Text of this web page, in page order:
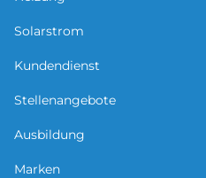
Solarstrom
Kundendienst
Stellenangebote
Ausbildung
Marken